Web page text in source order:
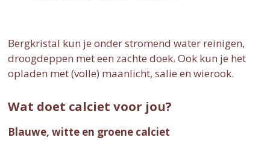
Bergkristal kun je onder stromend water reinigen,
droogdeppen met een zachte doek. Ook kun je het
opladen met (volle) maanlicht, salie en wierook.
Wat doet calciet voor jou?
Blauwe, witte en groene calciet